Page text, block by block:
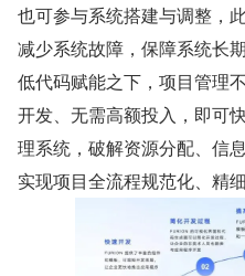
也可参与系统搭建与调整，
减少系统故障，保障系统长期
低代码赋能之下，项目管理
开发、无需高额投入，即可
理系统，破解资源分配、信
实现项目全流程规范化、精细